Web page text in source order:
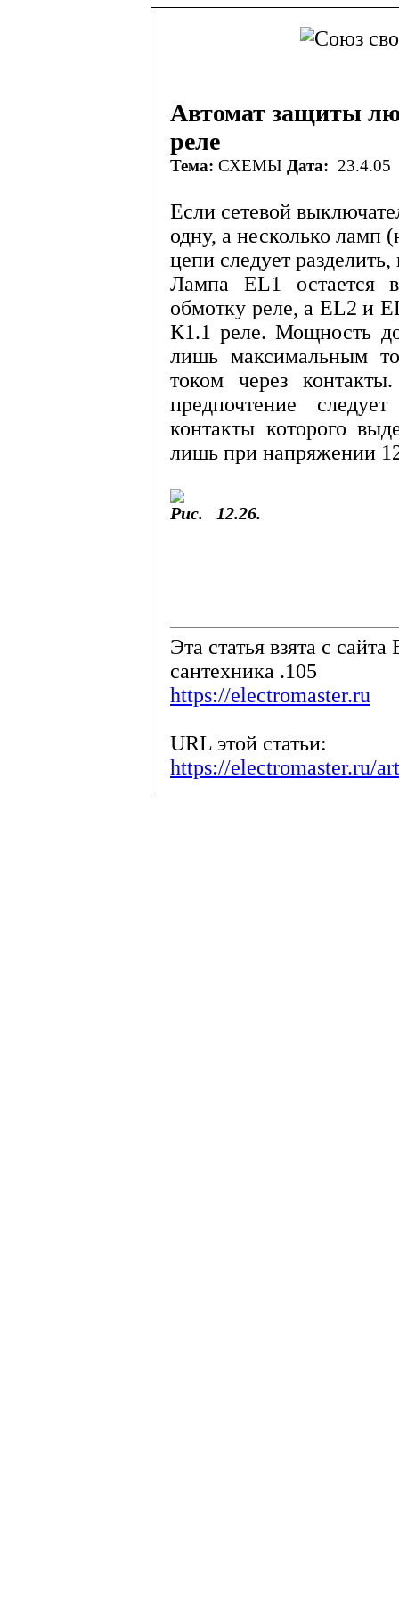
Автомат защиты
реле
Тема: СХЕМЫ Дата: 23.4.05
Если сетевой
одну, а несколько
цепи следует
Лампа EL1 остается
обмотку реле,a EL2 и
К1.1 реле. Мощность
лишь максимальным
током через
предпочте­ние
контакты которого
лишь при напря­жении
Рис. 12.26.
Эта статья взята с
сантехника .105
https://electromaster.ru
URL этой статьи:
https://electromaster.ru/